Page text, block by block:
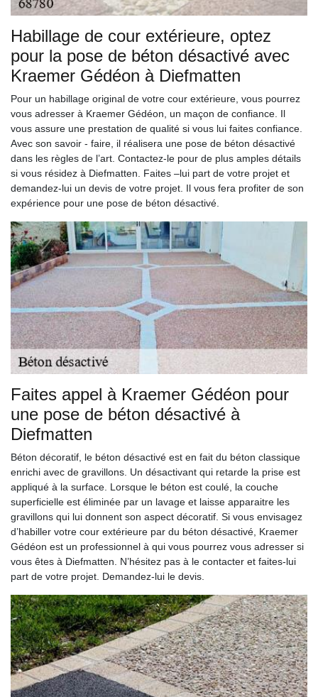
Habillage de cour extérieure, optez
pour la pose de béton désactivé avec
Kraemer Gédéon à Diefmatten
Pour un habillage original de votre cour extérieure, vous pourrez
vous adresser à Kraemer Gédéon, un maçon de confiance. Il
vous assure une prestation de qualité si vous lui faites confiance.
Avec son savoir - faire, il réalisera une pose de béton désactivé
dans les règles de l’art. Contactez-le pour de plus amples détails
si vous résidez à Diefmatten. Faites –lui part de votre projet et
demandez-lui un devis de votre projet. Il vous fera profiter de son
expérience pour une pose de béton désactivé.
Faites appel à Kraemer Gédéon pour
une pose de béton désactivé à
Diefmatten
Béton décoratif, le béton désactivé est en fait du béton classique
enrichi avec de gravillons. Un désactivant qui retarde la prise est
appliqué à la surface. Lorsque le béton est coulé, la couche
superficielle est éliminée par un lavage et laisse apparaitre les
gravillons qui lui donnent son aspect décoratif. Si vous envisagez
d’habiller votre cour extérieure par du béton désactivé, Kraemer
Gédéon est un professionnel à qui vous pourrez vous adresser si
vous êtes à Diefmatten. N’hésitez pas à le contacter et faites-lui
part de votre projet. Demandez-lui le devis.